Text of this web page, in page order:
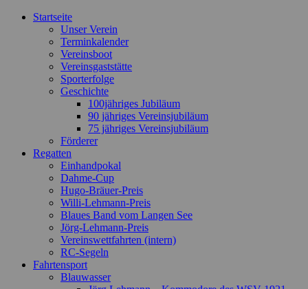
Startseite
Unser Verein
Terminkalender
Vereinsboot
Vereinsgaststätte
Sporterfolge
Geschichte
100jähriges Jubiläum
90 jähriges Vereinsjubiläum
75 jähriges Vereinsjubiläum
Förderer
Regatten
Einhandpokal
Dahme-Cup
Hugo-Bräuer-Preis
Willi-Lehmann-Preis
Blaues Band vom Langen See
Jörg-Lehmann-Preis
Vereinswettfahrten (intern)
RC-Segeln
Fahrtensport
Blauwasser